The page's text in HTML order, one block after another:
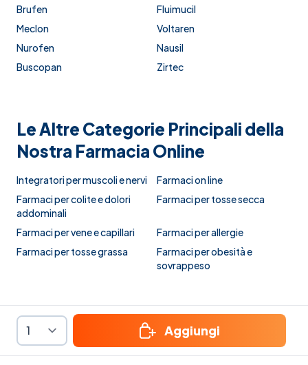
Brufen
Fluimucil
Meclon
Voltaren
Nurofen
Nausil
Buscopan
Zirtec
Le Altre Categorie Principali della
Nostra Farmacia Online
Integratori per muscoli e nervi
Farmaci on line
Farmaci per colite e dolori
addominali
Farmaci per tosse secca
Farmaci per vene e capillari
Farmaci per allergie
Farmaci per tosse grassa
Farmaci per obesità e
sovrappeso
Aggiungi